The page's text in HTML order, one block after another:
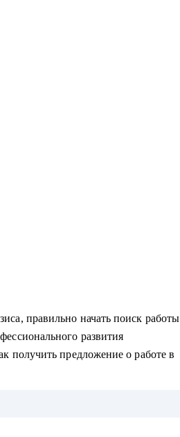
правильно начать поиск работы
развития
получить предложение о работе в